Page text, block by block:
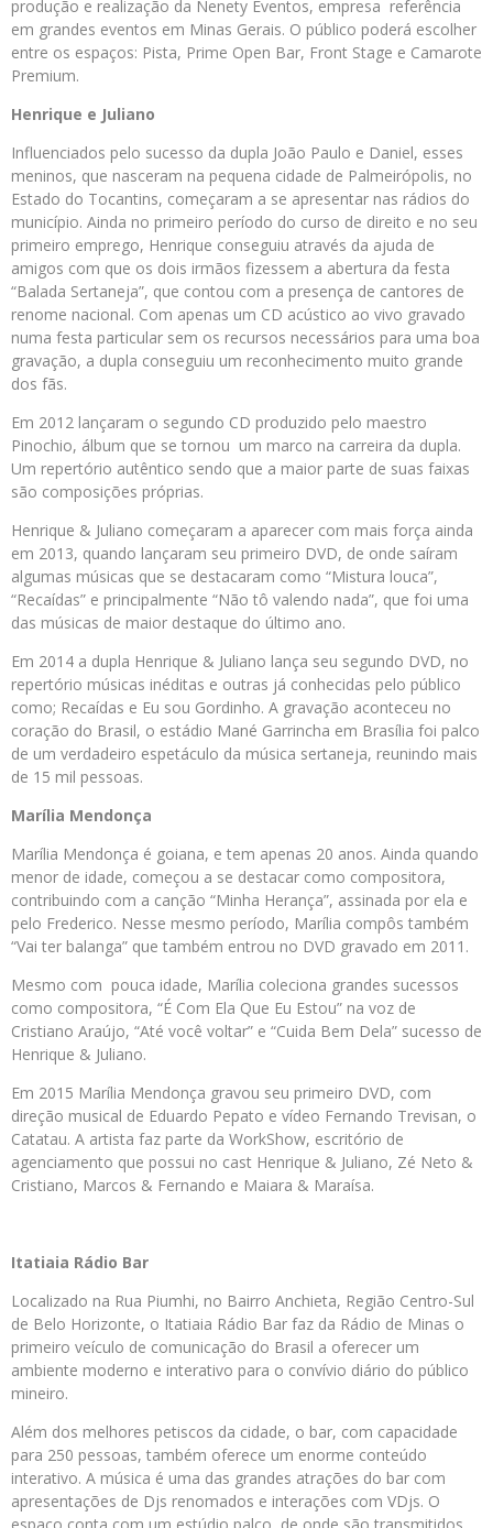
produção e realização da Nenety Eventos, empresa referência
em grandes eventos em Minas Gerais. O público poderá escolher
entre os espaços: Pista, Prime Open Bar, Front Stage e Camarote
Premium.
Henrique e Juliano
Influenciados pelo sucesso da dupla João Paulo e Daniel, esses
meninos, que nasceram na pequena cidade de Palmeirópolis, no
Estado do Tocantins, começaram a se apresentar nas rádios do
município. Ainda no primeiro período do curso de direito e no seu
primeiro emprego, Henrique conseguiu através da ajuda de
amigos com que os dois irmãos fizessem a abertura da festa
“Balada Sertaneja”, que contou com a presença de cantores de
renome nacional. Com apenas um CD acústico ao vivo gravado
numa festa particular sem os recursos necessários para uma boa
gravação, a dupla conseguiu um reconhecimento muito grande
dos fãs.
Em 2012 lançaram o segundo CD produzido pelo maestro
Pinochio, álbum que se tornou um marco na carreira da dupla.
Um repertório autêntico sendo que a maior parte de suas faixas
são composições próprias.
Henrique & Juliano começaram a aparecer com mais força ainda
em 2013, quando lançaram seu primeiro DVD, de onde saíram
algumas músicas que se destacaram como “Mistura louca”,
“Recaídas” e principalmente “Não tô valendo nada”, que foi uma
das músicas de maior destaque do último ano.
Em 2014 a dupla Henrique & Juliano lança seu segundo DVD, no
repertório músicas inéditas e outras já conhecidas pelo público
como; Recaídas e Eu sou Gordinho. A gravação aconteceu no
coração do Brasil, o estádio Mané Garrincha em Brasília foi palco
de um verdadeiro espetáculo da música sertaneja, reunindo mais
de 15 mil pessoas.
Marília Mendonça
Marília Mendonça é goiana, e tem apenas 20 anos. Ainda quando
menor de idade, começou a se destacar como compositora,
contribuindo com a canção “Minha Herança”, assinada por ela e
pelo Frederico. Nesse mesmo período, Marília compôs também
“Vai ter balanga” que também entrou no DVD gravado em 2011.
Mesmo com pouca idade, Marília coleciona grandes sucessos
como compositora, “É Com Ela Que Eu Estou” na voz de
Cristiano Araújo, “Até você voltar” e “Cuida Bem Dela” sucesso de
Henrique & Juliano.
Em 2015 Marília Mendonça gravou seu primeiro DVD, com
direção musical de Eduardo Pepato e vídeo Fernando Trevisan, o
Catatau. A artista faz parte da WorkShow, escritório de
agenciamento que possui no cast Henrique & Juliano, Zé Neto &
Cristiano, Marcos & Fernando e Maiara & Maraísa.
Itatiaia Rádio Bar
Localizado na Rua Piumhi, no Bairro Anchieta, Região Centro-Sul
de Belo Horizonte, o Itatiaia Rádio Bar faz da Rádio de Minas o
primeiro veículo de comunicação do Brasil a oferecer um
ambiente moderno e interativo para o convívio diário do público
mineiro.
Além dos melhores petiscos da cidade, o bar, com capacidade
para 250 pessoas, também oferece um enorme conteúdo
interativo. A música é uma das grandes atrações do bar com
apresentações de Djs renomados e interações com VDjs. O